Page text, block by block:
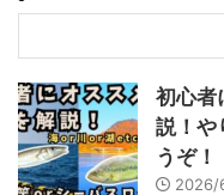
初心者
説！や
うぞ！
2026/